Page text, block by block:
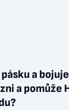
a
a pomůže